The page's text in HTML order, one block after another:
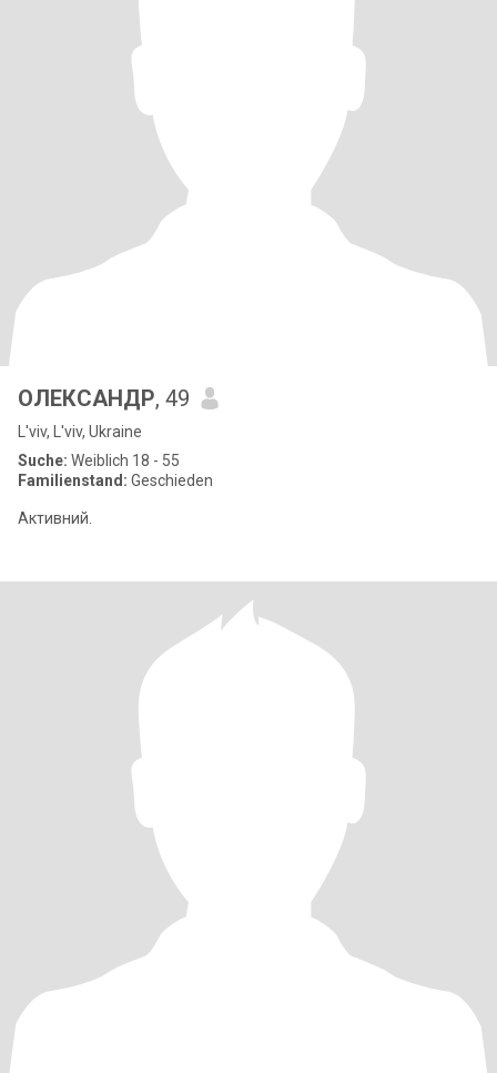
ОЛЕКСАНДР, 49
L'viv, L'viv, Ukraine
Suche: Weiblich 18 - 55
Familienstand: Geschieden
Активний.